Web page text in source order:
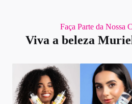
Faça Parte da Nossa
Viva a beleza